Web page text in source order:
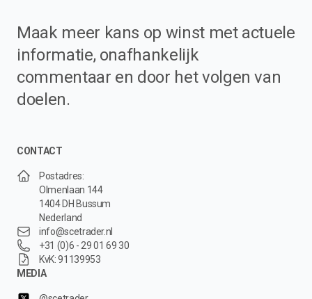
Maak meer kans op winst met actuele
informatie, onafhankelijk
commentaar en door het volgen van
doelen.
CONTACT
Postadres:
Olmenlaan 144
1404 DH Bussum
Nederland
info@scetrader.nl
+31 (0)6 - 29 01 69 30
KvK: 91139953
MEDIA